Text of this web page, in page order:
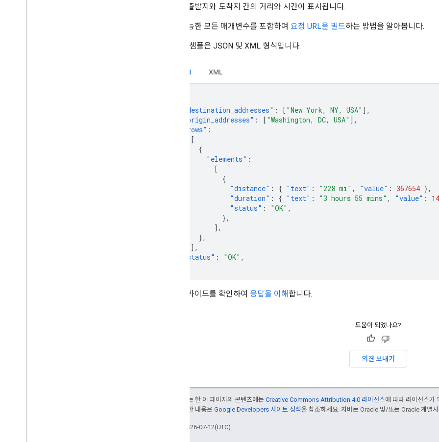
지정된 출발지와 도착지 간의 거리와 시간이 표시됩니다.
사용 가능한 모든 매개변수를 포함하여 요청 URL을 빌드하는 방법을 알아봅니다.
이 코드 샘플은 JSON 및 XML 형식입니다.
JSON XML
"destination_addresses" : [ "New York, NY, USA" ],
"origin_addresses" : [ "Washington, DC, USA" ],
"rows" :
[
{
"elements" :
[
{
"distance" : { "text" : "228 mi" , "value" : 367654 },
"duration" : { "text" : "3 hours 55 mins" , "value" :
"status" : "OK" ,
},
],
},
],
"status" : "OK" ,
개발자 가이드를 확인하여 응답을 이해 합니다.
도움이 되었나요?
의견 보내기
달리 명시되지 않는 한 이 페이지의 콘텐츠에는 Creative Commons Attribution 4.0 라이선스에 따라 라이선스가
부여됩니다. 자세한 내용은 Google Developers 사이트 정책을 참조하세요. 자바는 Oracle 및/또는 Oracle 계열
최종 업데이트: 2026-07-12(UTC)